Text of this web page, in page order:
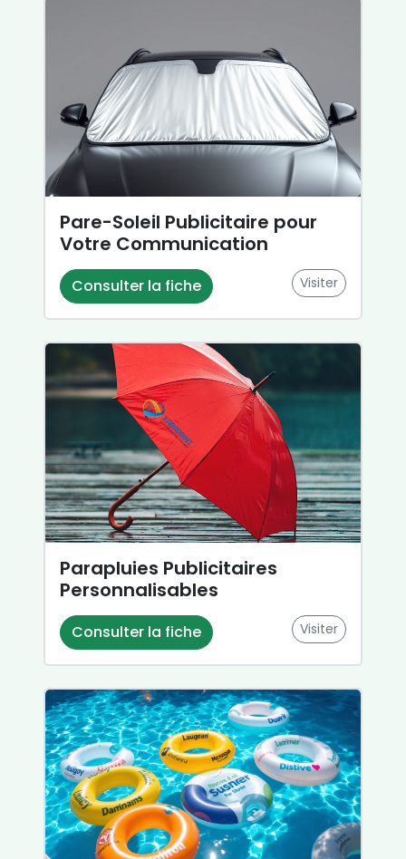
Pare-Soleil Publicitaire pour
Votre Communication
Consulter la fiche Visiter
Parapluies Publicitaires
Personnalisables
Consulter la fiche Visiter